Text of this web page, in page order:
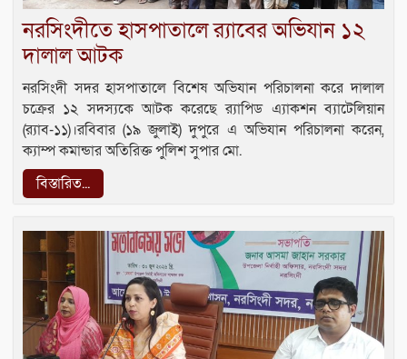
নরসিংদীতে হাসপাতালে র‍্যাবের অভিযান ১২
দালাল আটক
নরসিংদী সদর হাসপাতালে বিশেষ অভিযান পরিচালনা করে দালাল
চক্রের ১২ সদস্যকে আটক করেছে র‍্যাপিড এ্যাকশন ব্যাটেলিয়ান
(র‍্যাব-১১)।রবিবার (১৯ জুলাই) দুপুরে এ অভিযান পরিচালনা করেন,
ক্যাম্প কমান্ডার অতিরিক্ত পুলিশ সুপার মো.
বিস্তারিত...